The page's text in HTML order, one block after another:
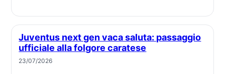
Juventus next gen vaca saluta: passaggio
ufficiale alla folgore caratese
23/07/2026